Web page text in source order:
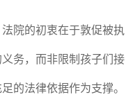
院的初衷在于敦促被执
务，而非限制孩子们接
的法律依据作为支撑。